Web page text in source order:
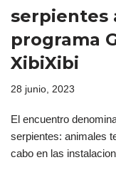
serpientes
programa
XibiXibi
28 junio, 2023
El encuentro
serpientes: animales
cabo en las